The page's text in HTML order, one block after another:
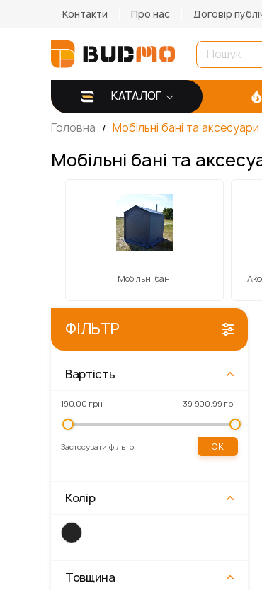
Контакти Про нас Договір
КАТАЛОГ
Головна Мобільні бані та аксесуари
Мобільні бані та
Мобільні бані
Gordon Kronospan
ФІЛЬТР
Вартість
190,00 грн 39 900,99 грн
Застосувати фільтр ОК
Колір
Товщина